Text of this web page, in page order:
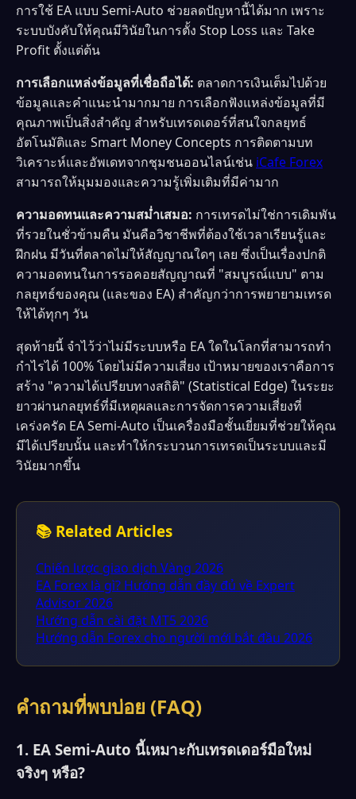
การใช้ EA แบบ Semi-Auto ช่วยลดปัญหานี้ได้มาก เพราะ
ระบบบังคับให้คุณมีวินัยในการตั้ง Stop Loss และ Take
Profit ตั้งแต่ต้น
การเลือกแหล่งข้อมูลที่เชื่อถือได้: ตลาดการเงินเต็มไปด้วย
ข้อมูลและคำแนะนำมากมาย การเลือกฟังแหล่งข้อมูลที่มี
คุณภาพเป็นสิ่งสำคัญ สำหรับเทรดเดอร์ที่สนใจกลยุทธ์
อัตโนมัติและ Smart Money Concepts การติดตามบท
วิเคราะห์และอัพเดทจากชุมชนออนไลน์เช่น iCafe Forex
สามารถให้มุมมองและความรู้เพิ่มเติมที่มีค่ามาก
ความอดทนและความสม่ำเสมอ: การเทรดไม่ใช่การเดิมพัน
ที่รวยในชั่วข้ามคืน มันคือวิชาชีพที่ต้องใช้เวลาเรียนรู้และ
ฝึกฝน มีวันที่ตลาดไม่ให้สัญญาณใดๆ เลย ซึ่งเป็นเรื่องปกติ
ความอดทนในการรอคอยสัญญาณที่ "สมบูรณ์แบบ" ตาม
กลยุทธ์ของคุณ (และของ EA) สำคัญกว่าการพยายามเทรด
ให้ได้ทุกๆ วัน
สุดท้ายนี้ จำไว้ว่าไม่มีระบบหรือ EA ใดในโลกที่สามารถทำ
กำไรได้ 100% โดยไม่มีความเสี่ยง เป้าหมายของเราคือการ
สร้าง "ความได้เปรียบทางสถิติ" (Statistical Edge) ในระยะ
ยาวผ่านกลยุทธ์ที่มีเหตุผลและการจัดการความเสี่ยงที่
เคร่งครัด EA Semi-Auto เป็นเครื่องมือชั้นเยี่ยมที่ช่วยให้คุณ
มีได้เปรียบนั้น และทำให้กระบวนการเทรดเป็นระบบและมี
วินัยมากขึ้น
📚 Related Articles
Chiến lược giao dịch Vàng 2026
EA Forex là gì? Hướng dẫn đầy đủ về Expert
Advisor 2026
Hướng dẫn cài đặt MT5 2026
Hướng dẫn Forex cho người mới bắt đầu 2026
คำถามที่พบบ่อย (FAQ)
1. EA Semi-Auto นี้เหมาะกับเทรดเดอร์มือใหม่
จริงๆ หรือ?